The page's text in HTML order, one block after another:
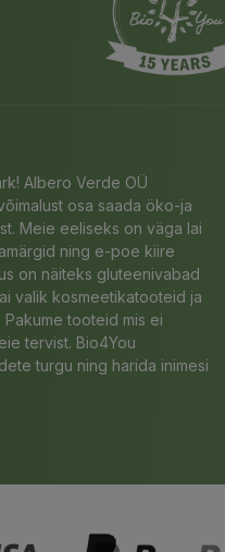
Albero Verde OÜ
osa saada öko-ja
Meie eeliseks on väga lai
ning e-poe kiire
on näiteks gluteenivabad
valik kosmeetikatooteid ja
tooteid mis ei
tervist. Bio4You
turgu ning harida inimesi